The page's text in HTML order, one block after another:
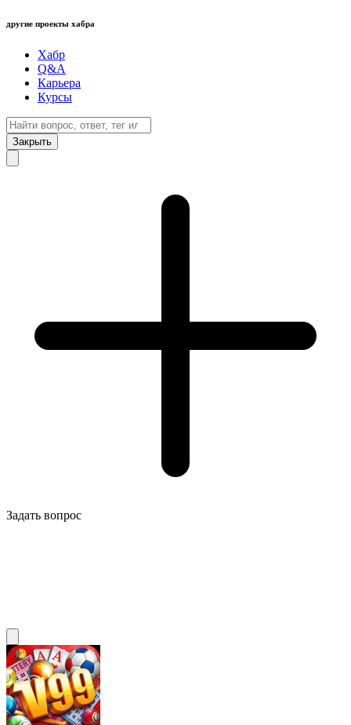
другие проекты хабра
Хабр
Q&A
Карьера
Курсы
Закрыть
Задать вопрос